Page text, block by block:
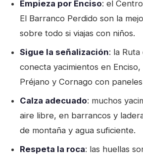
Empieza por Enciso: el
El Barranco Perdido son la
sobre todo si viajas con niños.
Sigue la señalización: la Ruta
conecta yacimientos en
Préjano y Cornago con
Calza adecuado: muchos
aire libre, en barrancos y
de montaña y agua suficiente.
Respeta la roca: las huellas